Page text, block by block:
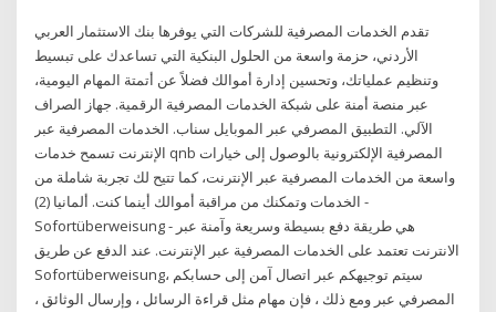
تقدم الخدمات المصرفية للشركات التي يوفرها بنك الاستثمار العربي
الأردني، حزمة واسعة من الحلول البنكية التي تساعدك على تبسيط
وتنظيم عملياتك، وتحسين إدارة أموالك فضلاً عن أتمتة المهام اليومية،
عبر منصة أمنة على شبكة الخدمات المصرفية الرقمية. جهاز الصراف
الآلي. التطبيق المصرفي عبر الموبايل سناب. الخدمات المصرفية عبر
الإنترنت تسمح خدمات qnb المصرفية الإلكترونية بالوصول إلى خيارات
واسعة من الخدمات المصرفية عبر الإنترنت، كما تتيح لك تجربة شاملة من
الخدمات وتمكنك من مراقبة أموالك أينما كنت. ألمانيا (2) -
Sofortüberweisung - هي طريقة دفع بسيطة وسريعة وآمنة عبر
الانترنت تعتمد على الخدمات المصرفية عبر الإنترنت. عند الدفع عن طريق
Sofortüberweisung، سيتم توجيهكم عبر اتصال آمن إلى حسابكم
المصرفي عبر ومع ذلك ، فإن مهام مثل قراءة الرسائل ، وإرسال الوثائق ،